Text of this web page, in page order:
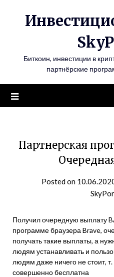
Биткоин, инвестиции в
партнёрские
Партнерская
Posted on
Получил очередную выплату
программе браузера Brave,
получать такие выплаты, а
людям устанавливать и
людям даже ничего не стоит,
совершенно бесплатна